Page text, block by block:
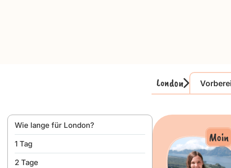
London
Wie lange für London?
1 Tag
2 Tage
Moin